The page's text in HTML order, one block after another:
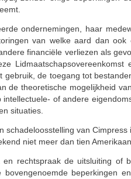
ondernemingen, haar
van welke aard dan
financiële verliezen als
gebruik, de toegang tot
de theoretische mogelijkheid
of andere
situaties.
schadeloosstelling van
niet meer dan tien
rechtspraak de uitsluiting of
bovengenoemde beperkingen